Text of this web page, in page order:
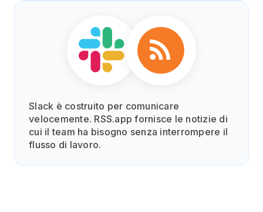
Slack è costruito per comunicare
velocemente. RSS.app fornisce le notizie di
cui il team ha bisogno senza interrompere il
flusso di lavoro.